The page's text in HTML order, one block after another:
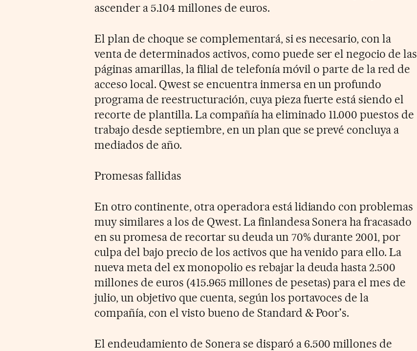
ascender a 5.104 millones de euros.
El plan de choque se complementará, si es necesario, con la
venta de determinados activos, como puede ser el negocio de las
páginas amarillas, la filial de telefonía móvil o parte de la red de
acceso local. Qwest se encuentra inmersa en un profundo
programa de reestructuración, cuya pieza fuerte está siendo el
recorte de plantilla. La compañía ha eliminado 11.000 puestos de
trabajo desde septiembre, en un plan que se prevé concluya a
mediados de año.
Promesas fallidas
En otro continente, otra operadora está lidiando con problemas
muy similares a los de Qwest. La finlandesa Sonera ha fracasado
en su promesa de recortar su deuda un 70% durante 2001, por
culpa del bajo precio de los activos que ha venido para ello. La
nueva meta del ex monopolio es rebajar la deuda hasta 2.500
millones de euros (415.965 millones de pesetas) para el mes de
julio, un objetivo que cuenta, según los portavoces de la
compañía, con el visto bueno de Standard & Poor's.
El endeudamiento de Sonera se disparó a 6.500 millones de